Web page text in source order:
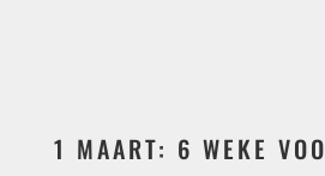
1 MAART: 6 WEKE